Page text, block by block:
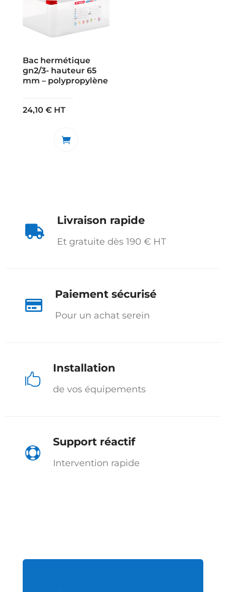
Bac hermétique
gn2/3- hauteur 65
mm – polypropylène
24,10 € HT

Livraison rapide
Et gratuite dès 190 € HT

Paiement sécurisé
Pour un achat serein

Installation
de vos équipements

Support réactif
Intervention rapide